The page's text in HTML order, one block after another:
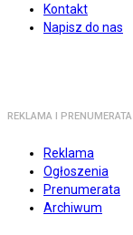
Kontakt
Napisz do nas
REKLAMA I PRENUMERATA
Reklama
Ogłoszenia
Prenumerata
Archiwum